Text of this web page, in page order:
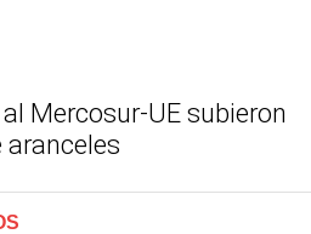
Mercosur-UE subieron
aranceles